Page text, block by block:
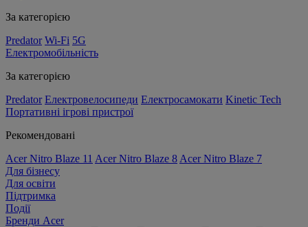
За категорією
Predator Wi-Fi 5G
Електромобільність
За категорією
Predator Електровелосипеди Електросамокати Kinetic Tech
Портативні ігрові пристрої
Рекомендовані
Acer Nitro Blaze 11 Acer Nitro Blaze 8 Acer Nitro Blaze 7
Для бізнесу
Для освіти
Підтримка
Події
Бренди Acer